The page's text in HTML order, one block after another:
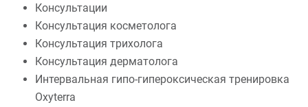
Консультации
Консультация косметолога
Консультация трихолога
Консультация дерматолога
Интервальная гипо-гипероксическая тренировка
Oxyterra